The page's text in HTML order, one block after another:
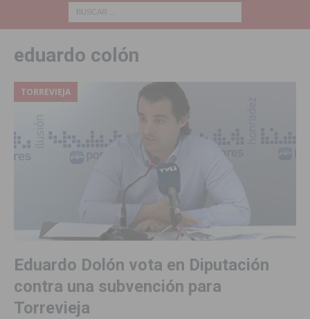
eduardo colón
TORREVIEJA
Eduardo Dolón vota en Diputación
contra una subvención para
Torrevieja